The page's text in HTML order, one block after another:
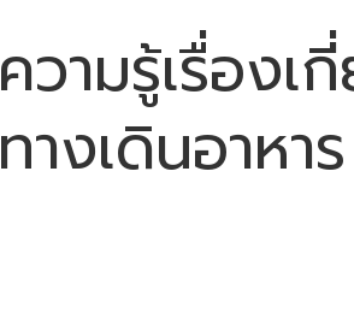
ความรู้เรื่อง
ทางเดินอาหา